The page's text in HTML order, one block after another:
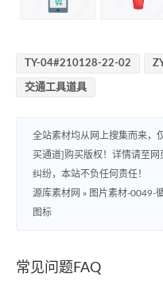
TY-04#210128-22-02
交通工具道具
全站素材均从网上搜集而来，
买通道]购买版权！详情请至
纠纷，本站不负任何责任！
源库素材网 » 图片素材-0049-
图标
常见问题FAQ